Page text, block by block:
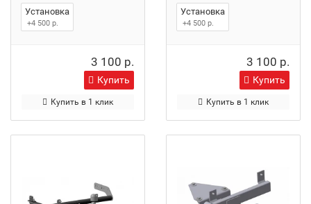
Установка
+4 500 р.
3 100 р.
Купить
Купить в 1 клик
Установка
+4 500 р.
3 100 р.
Купить
Купить в 1 клик